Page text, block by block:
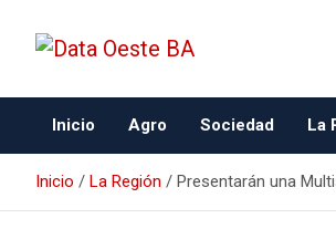
Data Oeste BA
Inicio Agro Sociedad La
Inicio La Región Presentarán una